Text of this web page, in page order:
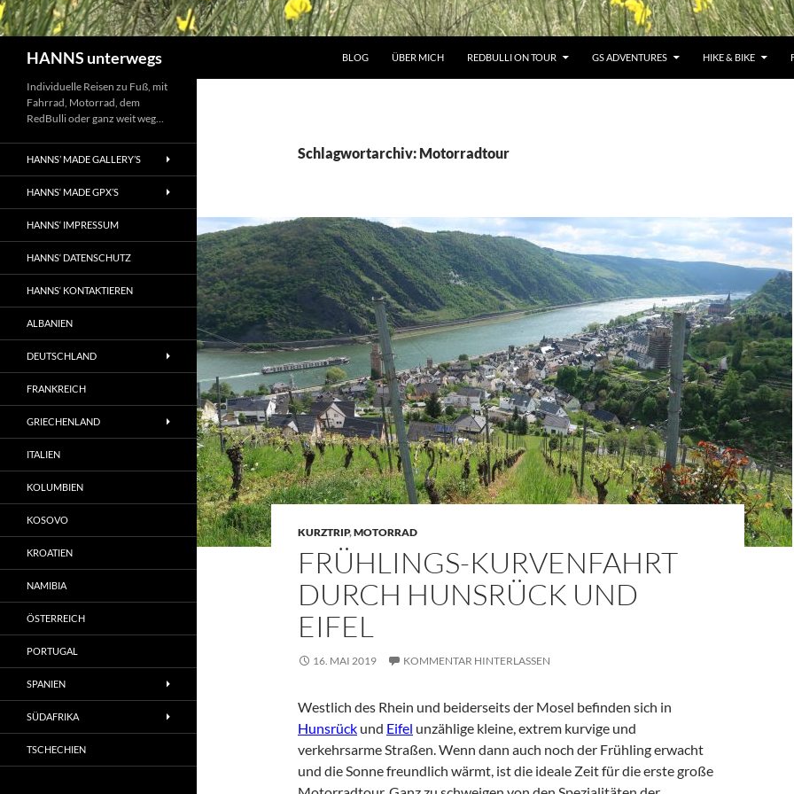
HANNS unterwegs BLOG ÜBER MICH REDBULLI ON TOUR GS ADVENTURES HIKE & BIKE
Schlagwortarchiv: Motorradtour
KURZTRIP,MOTORRAD
FRÜHLINGS-KURVENFAHRT
DURCH HUNSRÜCK UND
EIFEL
16. MAI 2019 KOMMENTAR HINTERLASSEN
Westlich des Rhein und beiderseits der Mosel befinden sich in
Hunsrück und Eifel unzählige kleine, extrem kurvige und
verkehrsarme Straßen. Wenn dann auch noch der Frühling erwacht
und die Sonne freundlich wärmt, ist die ideale Zeit für die erste große
Individuelle Reisen zu Fuß, mit
Fahrrad, Motorrad, dem
RedBulli oder ganz weit weg…
HANNS’ MADE GALLERY’S
HANNS‘ MADE GPX’S
HANNS‘ IMPRESSUM
HANNS‘ DATENSCHUTZ
HANNS‘ KONTAKTIEREN
ALBANIEN
DEUTSCHLAND
FRANKREICH
GRIECHENLAND
ITALIEN
KOLUMBIEN
KOSOVO
KROATIEN
NAMIBIA
ÖSTERREICH
PORTUGAL
SPANIEN
SÜDAFRIKA
TSCHECHIEN